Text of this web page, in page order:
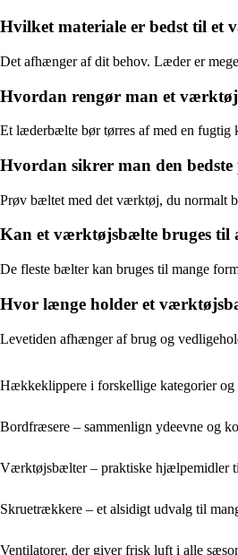
Hvilket materiale er bedst til et
Det afhænger af dit behov. Læder er
Hvordan rengør man et
Et læderbælte bør tørres af med en fugtig
Hvordan sikrer man den bedste
Prøv bæltet med det værktøj, du normalt
Kan et værktøjsbælte bruges til
De fleste bælter kan bruges til mange
Hvor længe holder et
Levetiden afhænger af brug og
Hækkeklippere i forskellige kategorier og
Bordfræsere – sammenlign ydeevne og
Værktøjsbælter – praktiske hjælpemidler
Skruetrækkere – et alsidigt udvalg til
Ventilatorer, der giver frisk luft i alle